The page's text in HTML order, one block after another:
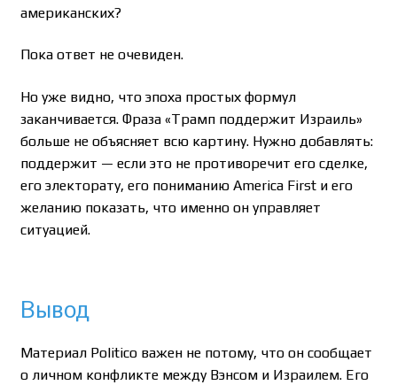
американских?
Пока ответ не очевиден.
Но уже видно, что эпоха простых формул
заканчивается. Фраза «Трамп поддержит Израиль»
больше не объясняет всю картину. Нужно добавлять:
поддержит — если это не противоречит его сделке,
его электорату, его пониманию America First и его
желанию показать, что именно он управляет
ситуацией.
Вывод
Материал Politico важен не потому, что он сообщает
о личном конфликте между Вэнсом и Израилем. Его